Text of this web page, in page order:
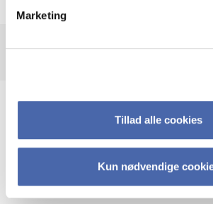
Marketing
Tillad alle cookies
Kun nødvendige
Cybersikkerhed